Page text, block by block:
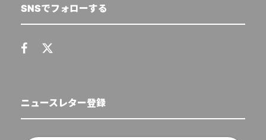
SNSでフォローする
ニュースレター登録